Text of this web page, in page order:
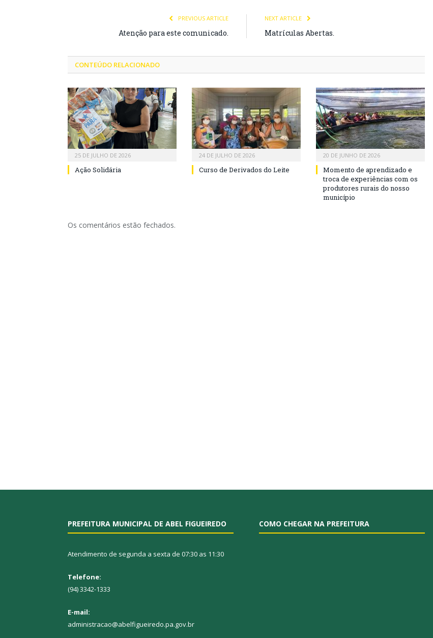
PREVIOUS ARTICLE
Atenção para este comunicado.
NEXT ARTICLE
Matrículas Abertas.
CONTEÚDO RELACIONADO
25 DE JULHO DE 2026
Ação Solidária
24 DE JULHO DE 2026
Curso de Derivados do Leite
20 DE JUNHO DE 2026
Momento de aprendizado e
troca de experiências com os
produtores rurais do nosso
município
Os comentários estão fechados.
PREFEITURA MUNICIPAL DE ABEL FIGUEIREDO
Atendimento de segunda a sexta de 07:30 as 11:30
Telefone:
(94) 3342-1333
E-mail:
administracao@abelfigueiredo.pa.gov.br
COMO CHEGAR NA PREFEITURA